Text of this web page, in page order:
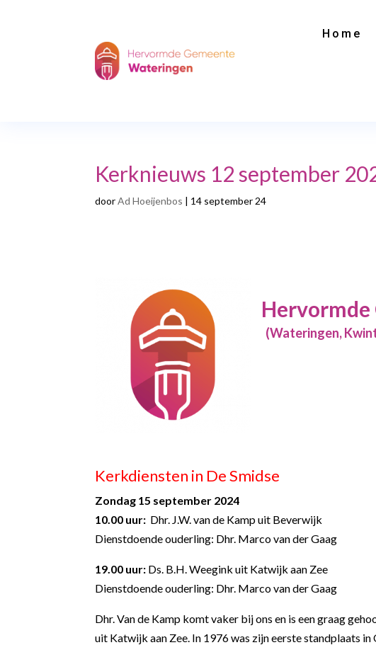
Home
Kerknieuws 12 september
doorAd Hoeijenbos | 14 september 24
(Wateringen,
Kerkdiensten in De Smidse
Zondag 15 september 2024
10.00 uur: Dhr. J.W. van de Kamp uit Beverwijk
Dienstdoende ouderling: Dhr. Marco van der Gaag
19.00 uur: Ds. B.H. Weegink uit Katwijk aan Zee
Dienstdoende ouderling: Dhr. Marco van der Gaag
Dhr. Van de Kamp komt vaker bij ons en is een graag
uit Katwijk aan Zee. In 1976 was zijn eerste standplaats